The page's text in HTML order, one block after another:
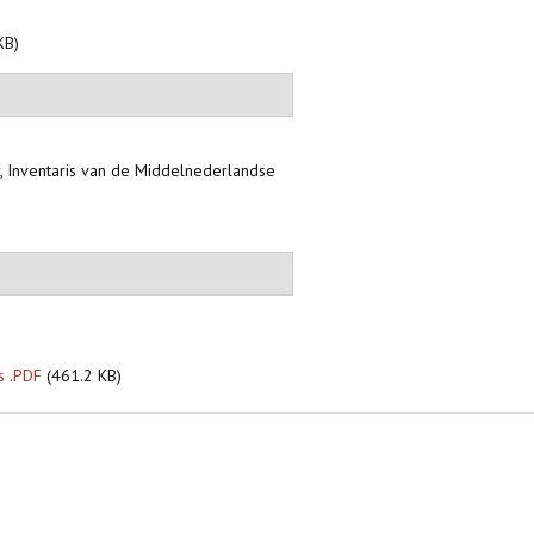
Inventaris van de Middelnederlandse
.PDF (461.2 KB)